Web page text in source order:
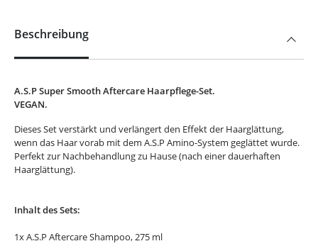
Beschreibung
A.S.P Super Smooth Aftercare Haarpflege-Set.
VEGAN.
Dieses Set verstärkt und verlängert den Effekt der Haarglättung,
wenn das Haar vorab mit dem A.S.P Amino-System geglättet wurde.
Perfekt zur Nachbehandlung zu Hause (nach einer dauerhaften
Haarglättung).
Inhalt des Sets:
1x A.S.P Aftercare Shampoo, 275 ml